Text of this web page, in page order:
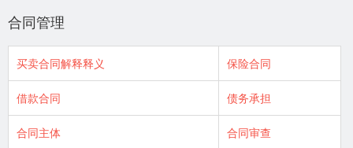
合同管理
买卖合同解释释义 保险合同
借款合同 债务承担
合同主体 合同审查